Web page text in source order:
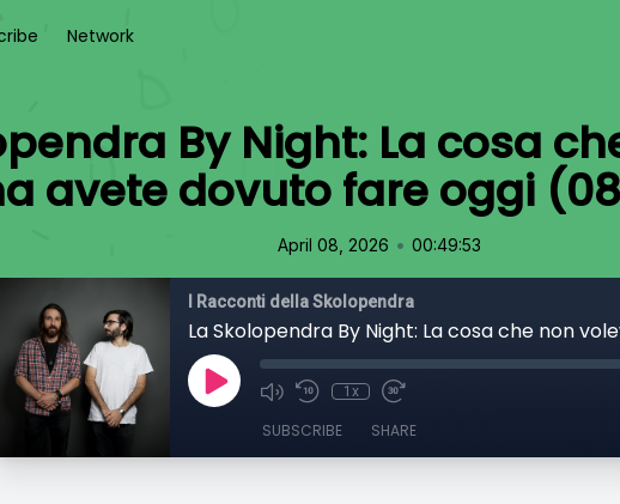
Network
By Night: La cosa
avete dovuto fare oggi
April 08, 2026 • 00:49:53
I Racconti della Skolopendra
1x
SUBSCRIBE SHARE